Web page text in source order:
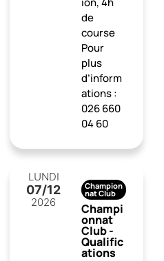
de
course
Pour
plus
d’inform
ations :
026 660
04 60
LUNDI
07/12
2026
Champion
nat Club
Champi
onnat
Club -
Qualific
ations